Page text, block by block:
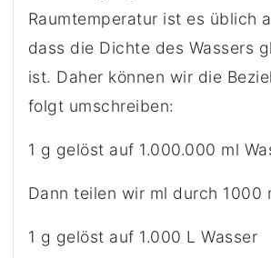
Raumtemperatur ist es üblich
dass die Dichte des Wassers
ist. Daher können wir die
folgt umschreiben:
1 g gelöst auf 1.000.000 ml
Dann teilen wir ml durch 1000
1 g gelöst auf 1.000 L Wasser